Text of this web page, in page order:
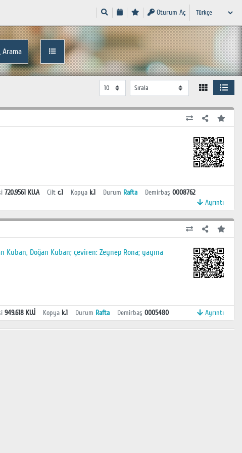
Oturum Aç
Arama
720.9561 KU.A Cilt c.1 Kopya k.1 Durum Rafta Demirbaş 0008762
Ayrıntı
Doğan Kuban; çeviren: Zeynep Rona; yayına
949.618 KU.İ Kopya k.1 Durum Rafta Demirbaş 0005480 Ayrıntı